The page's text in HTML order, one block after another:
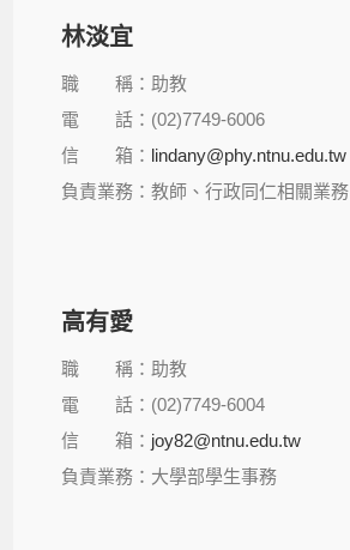
林淡宜
職 稱：助教
電 話：(02)7749-6006
信 箱： lindany@phy.ntnu.edu.tw
負責業務：教師、行政同仁相關業務
高有愛
職 稱：助教
電 話：(02)7749-6004
信 箱： joy82@ntnu.edu.tw
負責業務：大學部學生事務